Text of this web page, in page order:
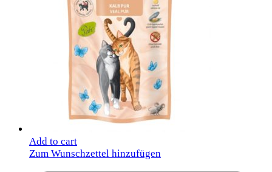
Add to cart
Zum Wunschzettel hinzufügen